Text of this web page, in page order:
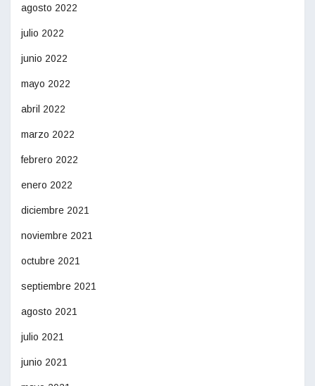
agosto 2022
julio 2022
junio 2022
mayo 2022
abril 2022
marzo 2022
febrero 2022
enero 2022
diciembre 2021
noviembre 2021
octubre 2021
septiembre 2021
agosto 2021
julio 2021
junio 2021